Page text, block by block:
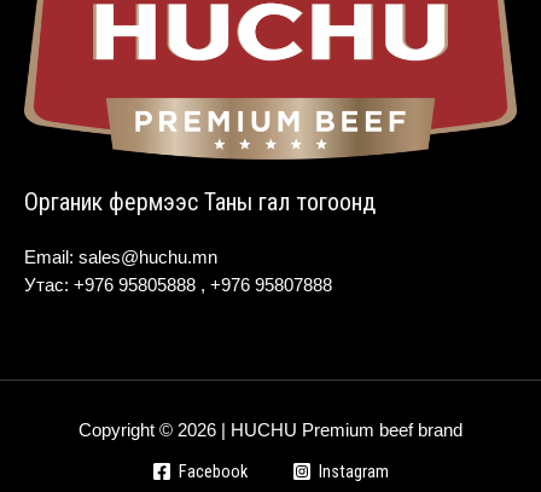
Органик фермээс Таны гал тогоонд
Email: sales@huchu.mn
Утас: +976 95805888 , +976 95807888
Copyright © 2026 | HUCHU Premium beef brand
Facebook Instagram